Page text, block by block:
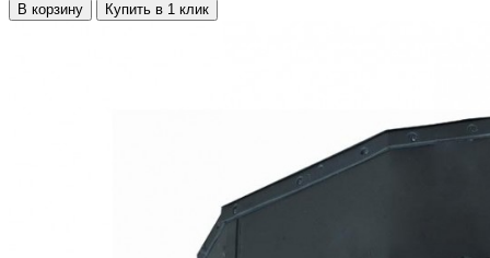
В корзину Купить в 1 клик